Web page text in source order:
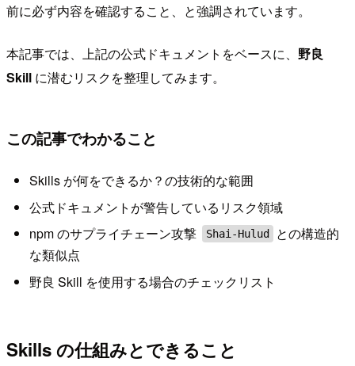
前に必ず内容を確認すること、と強調されています。
本記事では、上記の公式ドキュメントをベースに、 野良
Skill に潜むリスクを整理してみます。
この記事でわかること
Skills が何をできるか？の技術的な範囲
公式ドキュメントが警告しているリスク領域
npm のサプライチェーン攻撃
Shai-Hulud
との構造的
な類似点
野良 Skill を使用する場合のチェックリスト
Skills の仕組みとできること